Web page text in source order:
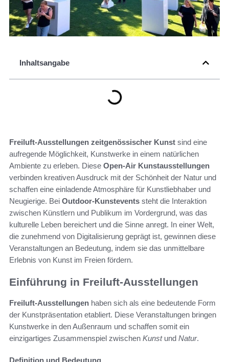
Inhaltsangabe
Freiluft-Ausstellungen zeitgenössischer Kunst sind eine
aufregende Möglichkeit, Kunstwerke in einem natürlichen
Ambiente zu erleben. Diese Open-Air Kunstausstellungen
verbinden kreativen Ausdruck mit der Schönheit der Natur und
schaffen eine einladende Atmosphäre für Kunstliebhaber und
Neugierige. Bei Outdoor-Kunstevents steht die Interaktion
zwischen Künstlern und Publikum im Vordergrund, was das
kulturelle Leben bereichert und die Sinne anregt. In einer Welt,
die zunehmend von Digitalisierung geprägt ist, gewinnen diese
Veranstaltungen an Bedeutung, indem sie das unmittelbare
Erlebnis von Kunst im Freien fördern.
Einführung in Freiluft-Ausstellungen
Freiluft-Ausstellungen haben sich als eine bedeutende Form
der Kunstpräsentation etabliert. Diese Veranstaltungen bringen
Kunstwerke in den Außenraum und schaffen somit ein
einzigartiges Zusammenspiel zwischen Kunstund Natur.
Definition und Bedeutung